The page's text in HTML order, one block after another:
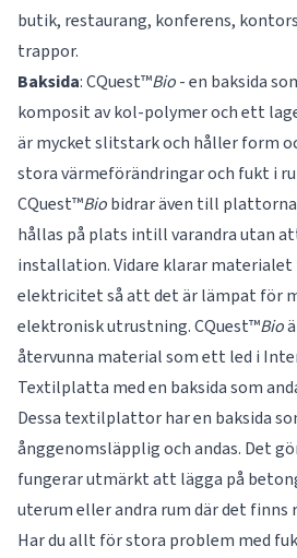
butik, restaurang, konferens,
trappor.
Baksida: CQuest™Bio- en baksida
komposit av kol-polymer och ett
är mycket slitstark och håller form
stora värmeförändringar och fukt i
CQuest™Biobidrar även till
hållas på plats intill varandra utan
installation. Vidare klarar
elektricitet så att det är lämpat för
elektronisk utrustning. CQuest™Bio
återvunna material som ett led i
Textilplatta med en baksida som
Dessa textilplattor har en baksida
ånggenomsläpplig och andas. Det
fungerar utmärkt att lägga på
uterum eller andra rum där det finns
Har du allt för stora problem med